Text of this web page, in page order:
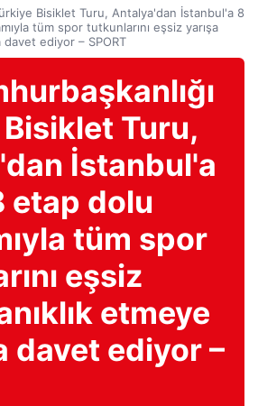
Bisiklet Turu, Antalya'dan İstanbul'a 8
tüm spor tutkunlarını eşsiz yarışa
davet ediyor – SPORT
Turu,
İstanbul'a
etap dolu
tüm spor
eşsiz
etmeye
davet ediyor –